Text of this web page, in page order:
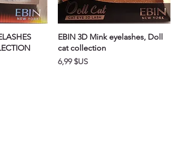
Aperçu rapide
EBIN 3D Mink eyelashes, Doll
cat collection
Prix
6,99 $US